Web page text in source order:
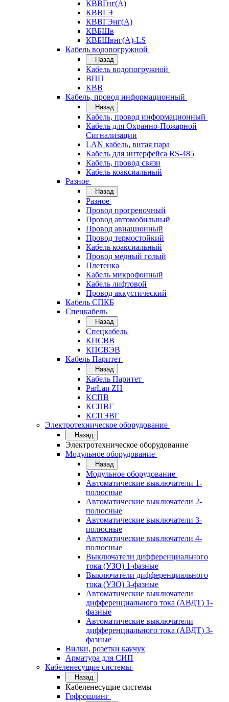
КВВГнг(А)
КВВГЭ
КВВГЭнг(А)
КВБШв
КВБШвнг(А)-LS
Кабель водопогружной
Назад
Кабель водопогружной
ВПП
КВВ
Кабель, провод информационный
Назад
Кабель, провод информационный
Кабель для Охранно-Пожарной
Сигнализации
LAN кабель, витая пара
Кабель для интерфейса RS-485
Кабель, провод связи
Кабель коаксиальный
Разное
Назад
Разное
Провод прогревочный
Провод автомобильный
Провод авиационный
Провод термостойкий
Кабель коаксиальный
Провод медный голый
Плетенка
Кабель микрофонный
Кабель лифтовой
Провод аккустический
Кабель СПКБ
Спецкабель
Назад
Спецкабель
КПСВВ
КПСВЭВ
Кабель Паритет
Назад
Кабель Паритет
ParLan ZH
КСПВ
КСПВГ
КСПЭВГ
Электротехническое оборудование
Назад
Электротехническое оборудование
Модульное оборудование
Назад
Модульное оборудование
Автоматические выключатели 1-
полюсные
Автоматические выключатели 2-
полюсные
Автоматические выключатели 3-
полюсные
Автоматические выключатели 4-
полюсные
Выключатели дифференциального
тока (УЗО) 1-фазные
Выключатели дифференциального
тока (УЗО) 3-фазные
Автоматические выключатели
дифференциального тока (АВДТ) 1-
фазные
Автоматические выключатели
дифференциального тока (АВДТ) 3-
фазные
Вилки, розетки каучук
Арматура для СИП
Кабеленесущие системы
Назад
Кабеленесущие системы
Гофрошланг